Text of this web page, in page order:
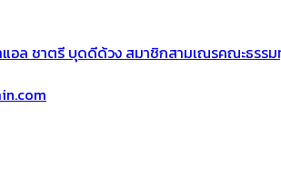
แอล ชาตรี บุดดีด้วง สมาชิกสามเณรคณะธรร